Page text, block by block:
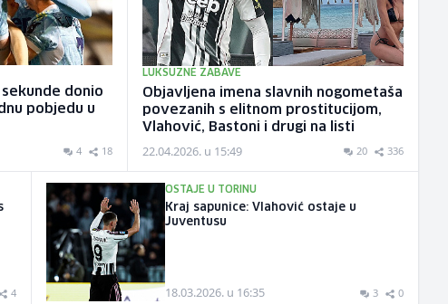
donio
pobjedu u
4 18
LUKSUZNE ZABAVE
Objavljena imena slavnih nogometaša
povezanih s elitnom prostitucijom,
Vlahović, Bastoni i drugi na listi
22.04.2026. u 15:49 20 336
4
OSTAJE U TORINU
Kraj sapunice: Vlahović ostaje u
Juventusu
18.03.2026. u 16:35 3 0